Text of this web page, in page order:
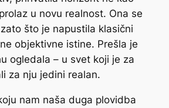
u novu realnost. Ona se
što je napustila klasični
objektivne istine. Prešla je
ogledala – u svet koji je za
za nju jedini realan.
nam naša duga plovidba